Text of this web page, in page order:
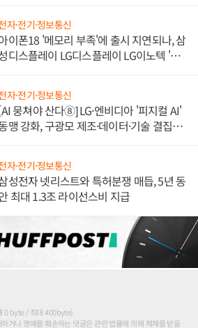
자·전기·정보통신
이폰18 '메모리 부족'에 출시 지연되나, 삼
디스플레이 LG디스플레이 LG이노텍 '탈
자·전기·정보통신
뭉쳐야 산다⑧] LG·엔비디아 '피지컬 AI'
맹 강화, 구광모 제조·데이터·기술 결집
자·전기·정보통신
성전자 넷리스트와 특허분쟁 매듭, 5년 동
최대 1.3조 라이선스비 지급
0 byte / 최대 400byte)
거나 명예를 훼손하는 댓글은 관련 법률에 의해 제재를 받을